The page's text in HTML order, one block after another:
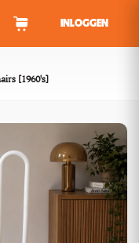
INLOGGEN
[1960's]